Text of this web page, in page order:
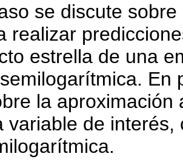
se discute
realizar
estrella de una
En
la
variable de